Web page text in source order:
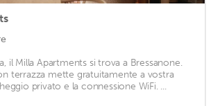
il Milla Apartments si trova a Bressanone.
terrazza mette gratuitamente a vostra
privato e la connessione WiFi. ...